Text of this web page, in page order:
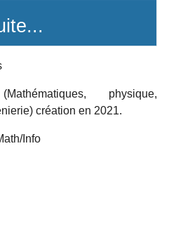
physique,
création en 2021.
Info